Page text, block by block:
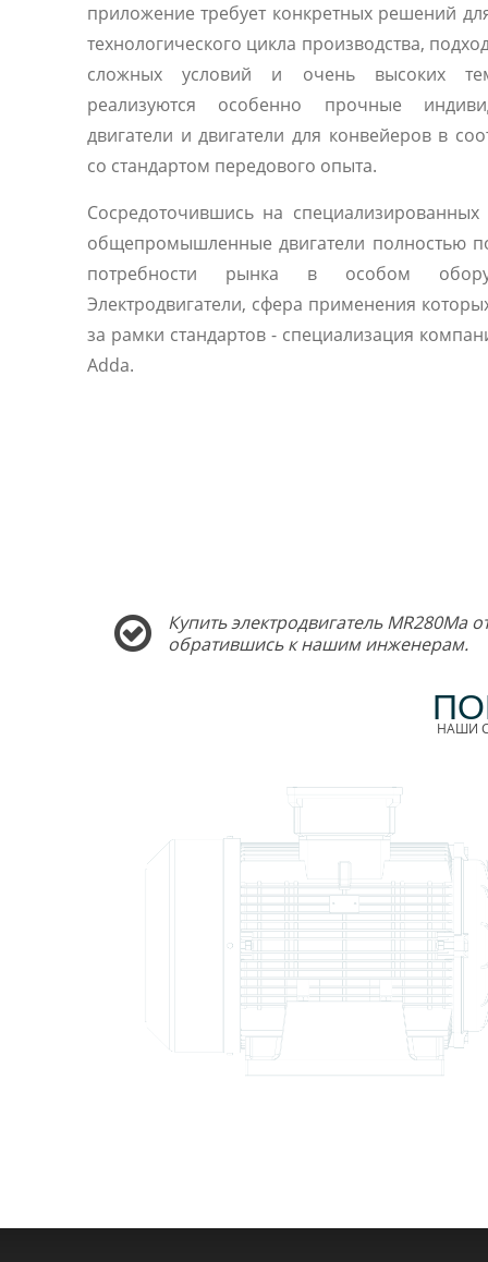
приложение требует конкретных решений
технологического цикла производства,
сложных условий и очень высоких
реализуются особенно прочные
двигатели и двигатели для конвейеров в
со стандартом передового опыта.
Сосредоточившись на специализированных
общепромышленные двигатели полностью
потребности рынка в особом
Электродвигатели, сфера применения
за рамки стандартов - специализация
Adda.
Купить электродвигатель
обратившись к нашим инженерам.
НАШИ